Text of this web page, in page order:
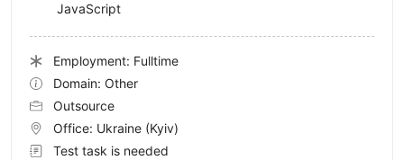
JavaScript
Employment: Fulltime
Domain: Other
Outsource
Office: Ukraine (Kyiv)
Test task is needed